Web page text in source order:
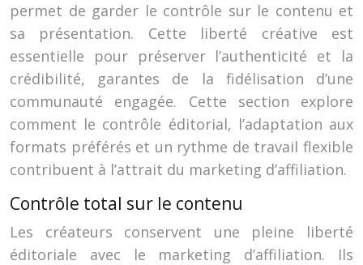
permet de garder le contrôle sur le contenu et
sa présentation. Cette liberté créative est
essentielle pour préserver l’authenticité et la
crédibilité, garantes de la fidélisation d’une
communauté engagée. Cette section explore
comment le contrôle éditorial, l’adaptation aux
formats préférés et un rythme de travail flexible
contribuent à l’attrait du marketing d’affiliation.
Contrôle total sur le contenu
Les créateurs conservent une pleine liberté
éditoriale avec le marketing d’affiliation. Ils